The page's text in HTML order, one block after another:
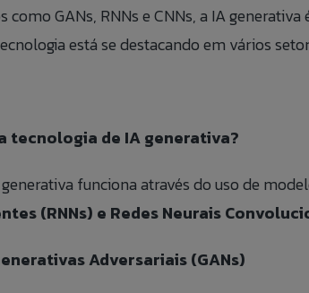
GANs, RNNs e CNNs, a IA generativa
está se destacando em vários
tecnologia de IA generativa?
funciona através do uso de
(RNNs) e Redes Neurais
Adversariais (GANs)